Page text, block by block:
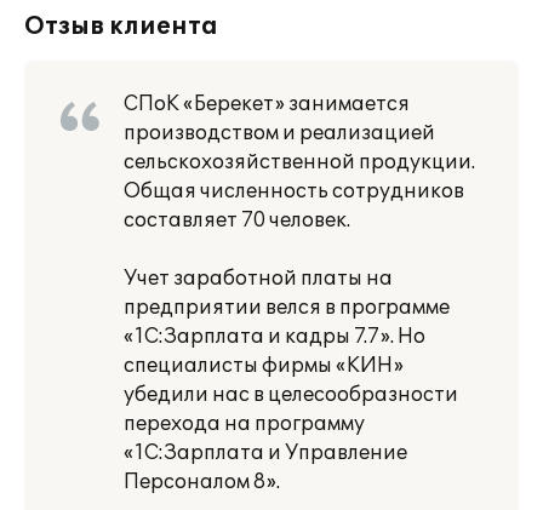
Отзыв клиента
СПоК «Берекет» занимается
производством и реализацией
сельскохозяйственной продукции.
Общая численность сотрудников
составляет 70 человек.
Учет заработной платы на
предприятии велся в программе
«1С:Зарплата и кадры 7.7». Но
специалисты фирмы «КИН»
убедили нас в целесообразности
перехода на программу
«1С:Зарплата и Управление
Персоналом 8».